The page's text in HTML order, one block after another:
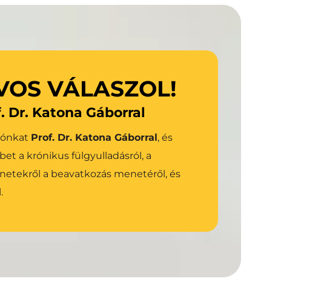
hozza ki hallásából.
Bővebben az Osia-ról
VÁLASZOL!
Dr. Katona Gáborral
Prof. Dr. Katona Gáborral, és
a krónikus fülgyulladásról, a
a beavatkozás menetéről, és